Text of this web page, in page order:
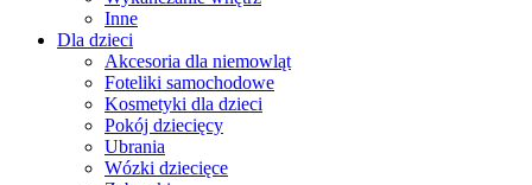
Inne
Dla dzieci
Akcesoria dla niemowląt
Foteliki samochodowe
Kosmetyki dla dzieci
Pokój dziecięcy
Ubrania
Wózki dziecięce